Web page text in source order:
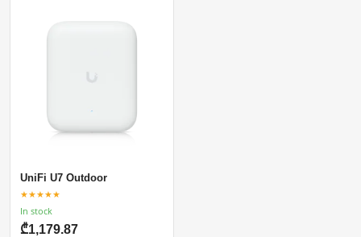
UniFi U7 Outdoor
★★★★★
In stock
₾1,179.87